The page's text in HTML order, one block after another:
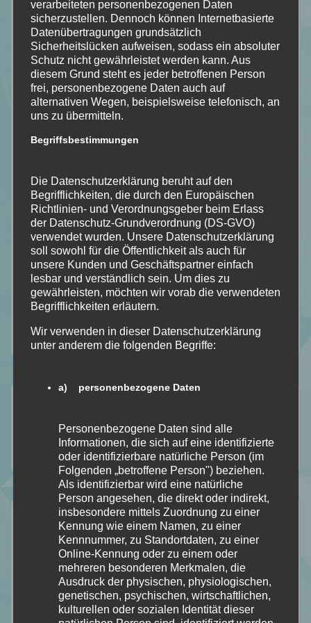
Facebook
Folgt
mir
auf
Instagram
184
Folgt
mir
auf
Pinterest
18
Folgt
meinem
Blog
mit
Bloglovin
2
Der Durchblick
Mein Stapel ungelesener Bücher [SuB]
Meine gelesenen Bücher!
Wer ist Calipa?
Wunschliste
verarbeiteten personenbezogenen Daten
sicherzustellen. Dennoch können Internetbasierte
Datenübertragungen grundsätzlich
Sicherheitslücken aufweisen, sodass ein absoluter
Schutz nicht gewährleistet werden kann. Aus
diesem Grund steht es jeder betroffenen Person
frei, personenbezogene Daten auch auf
alternativen Wegen, beispielsweise telefonisch, an
uns zu übermitteln.
Begriffsbestimmungen
Die Datenschutzerklärung beruht auf den
Begrifflichkeiten, die durch den Europäischen
Richtlinien- und Verordnungsgeber beim Erlass
der Datenschutz-Grundverordnung (DS-GVO)
verwendet wurden. Unsere Datenschutzerklärung
soll sowohl für die Öffentlichkeit als auch für
unsere Kunden und Geschäftspartner einfach
lesbar und verständlich sein. Um dies zu
gewährleisten, möchten wir vorab die verwendeten
Begrifflichkeiten erläutern.
Wir verwenden in dieser Datenschutzerklärung
unter anderem die folgenden Begriffe:
a) personenbezogene Daten
Personenbezogene Daten sind alle
Informationen, die sich auf eine identifizierte
oder identifizierbare natürliche Person (im
Folgenden „betroffene Person") beziehen.
Als identifizierbar wird eine natürliche
Person angesehen, die direkt oder indirekt,
insbesondere mittels Zuordnung zu einer
Kennung wie einem Namen, zu einer
Kennnummer, zu Standortdaten, zu einer
Online-Kennung oder zu einem oder
mehreren besonderen Merkmalen, die
Ausdruck der physischen, physiologischen,
genetischen, psychischen, wirtschaftlichen,
kulturellen oder sozialen Identität dieser